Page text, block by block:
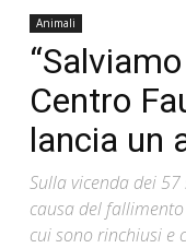
Animali
Centro
lancia un
Sulla vicenda dei
causa del
cui sono rinchiusi e